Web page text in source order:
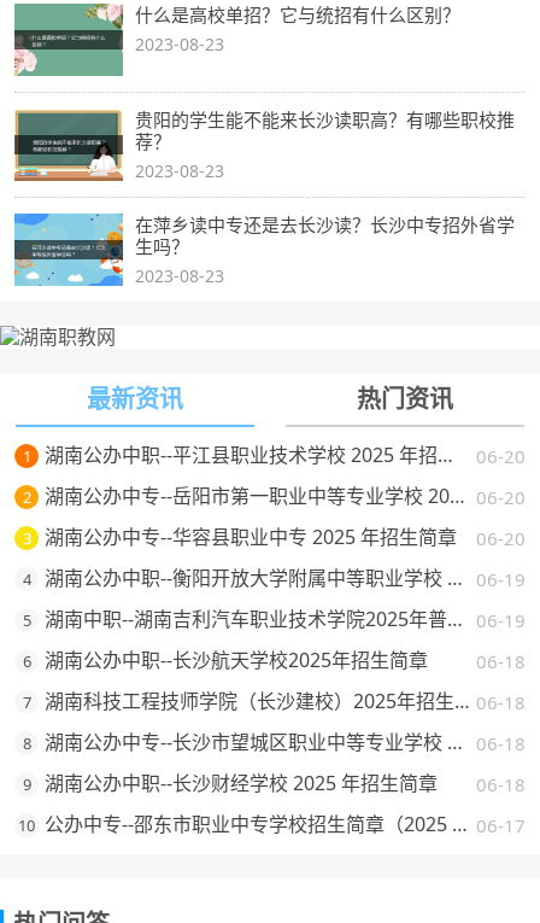
什么是高校单招？它与统招有什么区别？
2023-08-23
贵阳的学生能不能来长沙读职高？有哪些职校推
荐？
2023-08-23
在萍乡读中专还是去长沙读？长沙中专招外省学
生吗？
2023-08-23
最新资讯 热门资讯
1 06-20
湖南公办中职--平江县职业技术学校 2025 年招生简章
2 06-20
湖南公办中专--岳阳市第一职业中等专业学校 2025 年招生简章
3 06-20
湖南公办中专--华容县职业中专 2025 年招生简章
4 06-19
湖南公办中职--衡阳开放大学附属中等职业学校 2025 年招生简章
5 06-19
湖南中职--湖南吉利汽车职业技术学院2025年普通高校招生章程
6 06-18
湖南公办中职--长沙航天学校2025年招生简章
7 06-18
湖南科技工程技师学院（长沙建校）2025年招生简章
8 06-18
湖南公办中专--长沙市望城区职业中等专业学校 2025 年招生简章
9 06-18
湖南公办中职--长沙财经学校 2025 年招生简章
10 06-17
公办中专--邵东市职业中专学校招生简章（2025 年）